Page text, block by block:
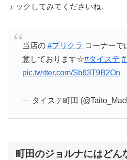
ェックしてみてくださいね。
当店の #プリクラ コーナーで
意しております☆#タイステ
pic.twitter.com/Sb63T9B2On
— タイステ町田
町田のジョルナにはどん